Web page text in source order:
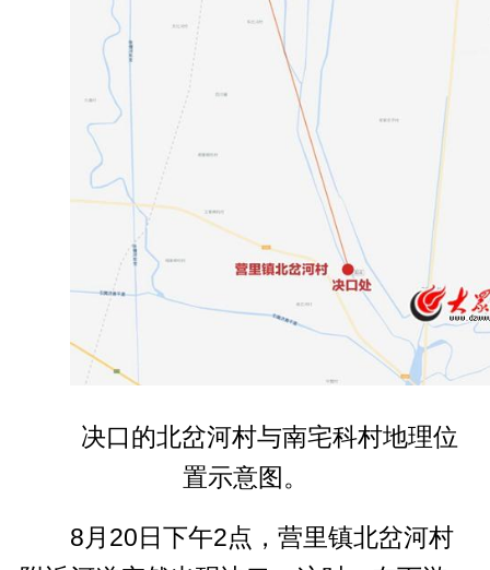
决口的北岔河村与南宅科村地理位
置示意图。
8月20日下午2点，营里镇北岔河村